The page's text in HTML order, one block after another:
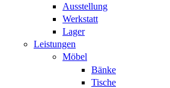
Ausstellung
Werkstatt
Lager
Leistungen
Möbel
Bänke
Tische